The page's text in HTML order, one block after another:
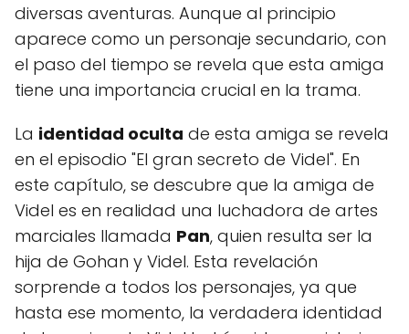
diversas aventuras. Aunque al principio
aparece como un personaje secundario, con
el paso del tiempo se revela que esta amiga
tiene una importancia crucial en la trama.
La identidad oculta de esta amiga se revela
en el episodio "El gran secreto de Videl". En
este capítulo, se descubre que la amiga de
Videl es en realidad una luchadora de artes
marciales llamada Pan, quien resulta ser la
hija de Gohan y Videl. Esta revelación
sorprende a todos los personajes, ya que
hasta ese momento, la verdadera identidad